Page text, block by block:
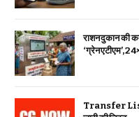
राशन दुकान की
‘ग्रेन एटीएम’,
Transfer List